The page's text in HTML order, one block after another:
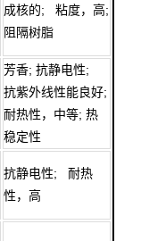
成核的; 粘度，高;
阻隔树脂
芳香; 抗静电性;
抗紫外线性能良好;
耐热性，中等; 热
稳定性
抗静电性; 耐热
性，高